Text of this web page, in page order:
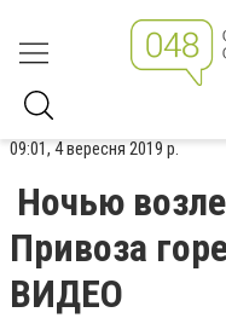
09:01, 4 вересня 2019 р.
Ночью
Привоза
ВИДЕО